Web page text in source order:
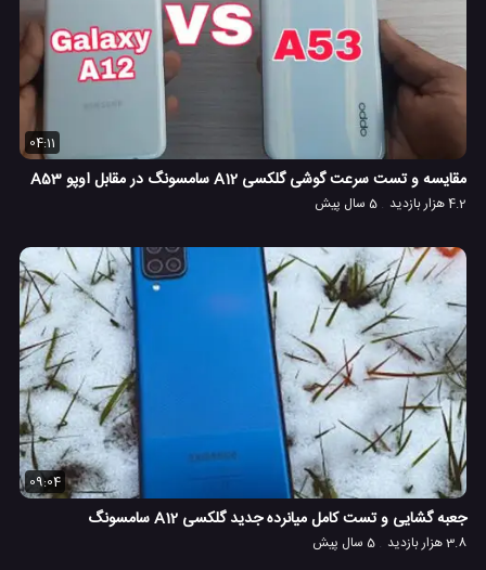
04:11
مقایسه و تست سرعت گوشی گلکسی A12 سامسونگ در مقابل اوپو A53
4.2 هزار بازدید 5 سال پیش
09:04
جعبه گشایی و تست کامل میانرده جدید گلکسی A12 سامسونگ
3.8 هزار بازدید 5 سال پیش